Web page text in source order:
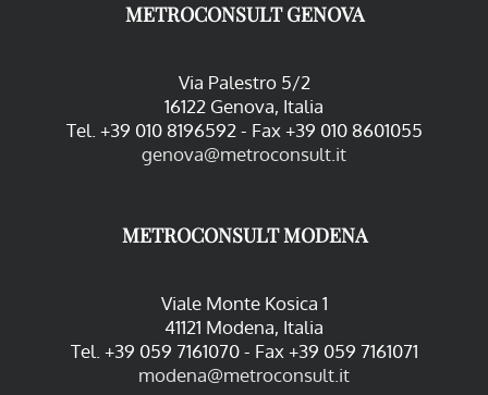
METROCONSULT GENOVA
Via Palestro 5/2
16122 Genova, Italia
Tel. +39 010 8196592 - Fax +39 010 8601055
genova@metroconsult.it
METROCONSULT MODENA
Viale Monte Kosica 1
41121 Modena, Italia
Tel. +39 059 7161070 - Fax +39 059 7161071
modena@metroconsult.it